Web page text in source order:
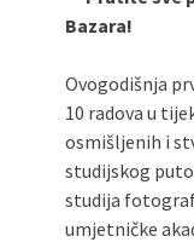
Bazara!
Ovogodišnja
10 radova u
osmišljenih i
studijskog
studija
umjetničke